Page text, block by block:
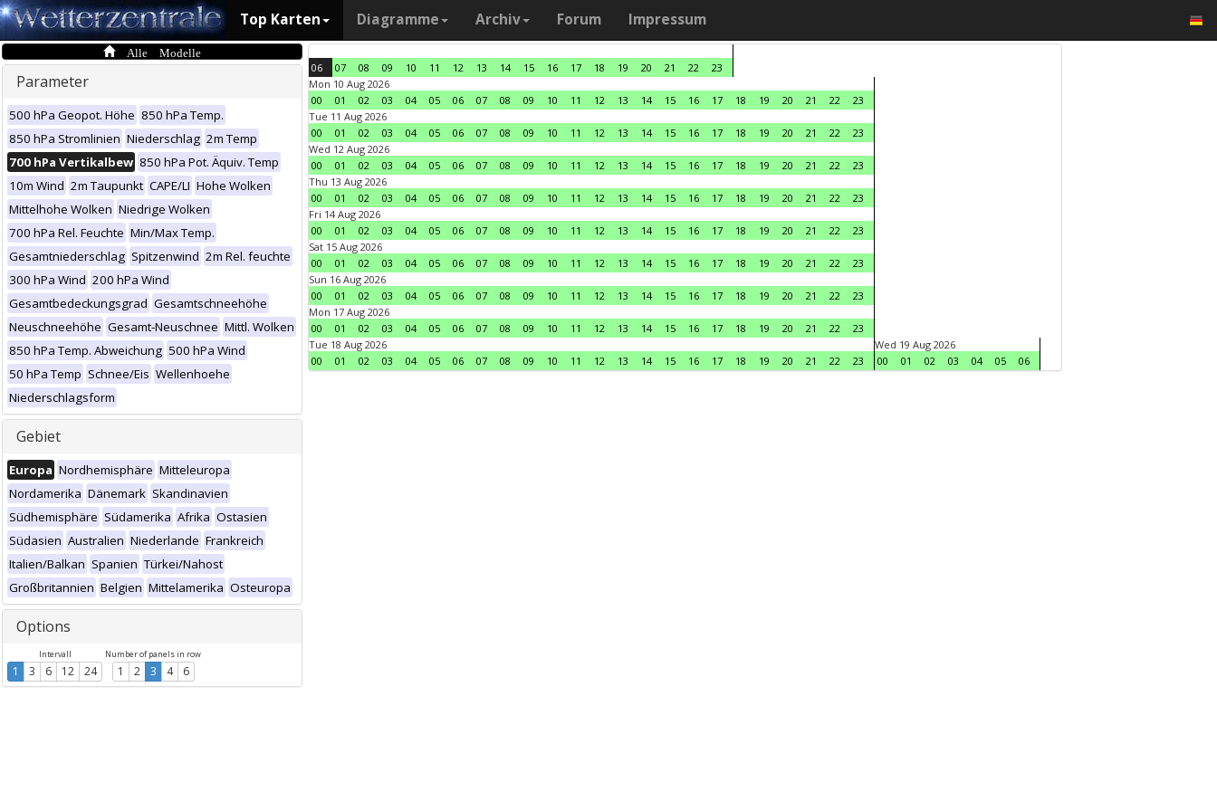
Top Karten Diagramme Archiv Forum Impressum
Alle Modelle
Parameter
500 hPa Geopot. Höhe 850 hPa Temp.
850 hPa Stromlinien Niederschlag 2m Temp
700 hPa Vertikalbew 850 hPa Pot. Äquiv. Temp
10m Wind 2m Taupunkt CAPE/LI Hohe Wolken
Mittelhohe Wolken Niedrige Wolken
700 hPa Rel. Feuchte Min/Max Temp.
Gesamtniederschlag Spitzenwind 2m Rel. feuchte
300 hPa Wind 200 hPa Wind
Gesamtbedeckungsgrad Gesamtschneehöhe
Neuschneehöhe Gesamt-Neuschnee Mittl. Wolken
850 hPa Temp. Abweichung 500 hPa Wind
50 hPa Temp Schnee/Eis Wellenhoehe
Niederschlagsform
Gebiet
Europa Nordhemisphäre Mitteleuropa
Nordamerika Dänemark Skandinavien
Südhemisphäre Südamerika Afrika Ostasien
Südasien Australien Niederlande Frankreich
Italien/Balkan Spanien Türkei/Nahost
Großbritannien Belgien Mittelamerika Osteuropa
Options
Intervall
1 3 6 12 24
Number of panels in row
1 2 3 4 6
06 07 08 09 10 11 12 13 14 15 16 17 18 19 20 21 22
23
Mon 10 Aug 2026
00
01 02 03 04 05 06 07 08 09 10 11 12 13 14 15 16 17 18 19 20 21 22
23
Tue 11 Aug 2026
00
01 02 03 04 05 06 07 08 09 10 11 12 13 14 15 16 17 18 19 20 21 22
23
Wed 12 Aug 2026
00
01 02 03 04 05 06 07 08 09 10 11 12 13 14 15 16 17 18 19 20 21 22
23
Thu 13 Aug 2026
00
01 02 03 04 05 06 07 08 09 10 11 12 13 14 15 16 17 18 19 20 21 22
23
Fri 14 Aug 2026
00
01 02 03 04 05 06 07 08 09 10 11 12 13 14 15 16 17 18 19 20 21 22
23
Sat 15 Aug 2026
00
01 02 03 04 05 06 07 08 09 10 11 12 13 14 15 16 17 18 19 20 21 22
23
Sun 16 Aug 2026
00
01 02 03 04 05 06 07 08 09 10 11 12 13 14 15 16 17 18 19 20 21 22
23
Mon 17 Aug 2026
00
01 02 03 04 05 06 07 08 09 10 11 12 13 14 15 16 17 18 19 20 21 22
23
Tue 18 Aug 2026
00
01 02 03 04 05 06 07 08 09 10 11 12 13 14 15 16 17 18 19 20 21 22 23
Wed 19 Aug 2026
00
01 02 03 04 05 06